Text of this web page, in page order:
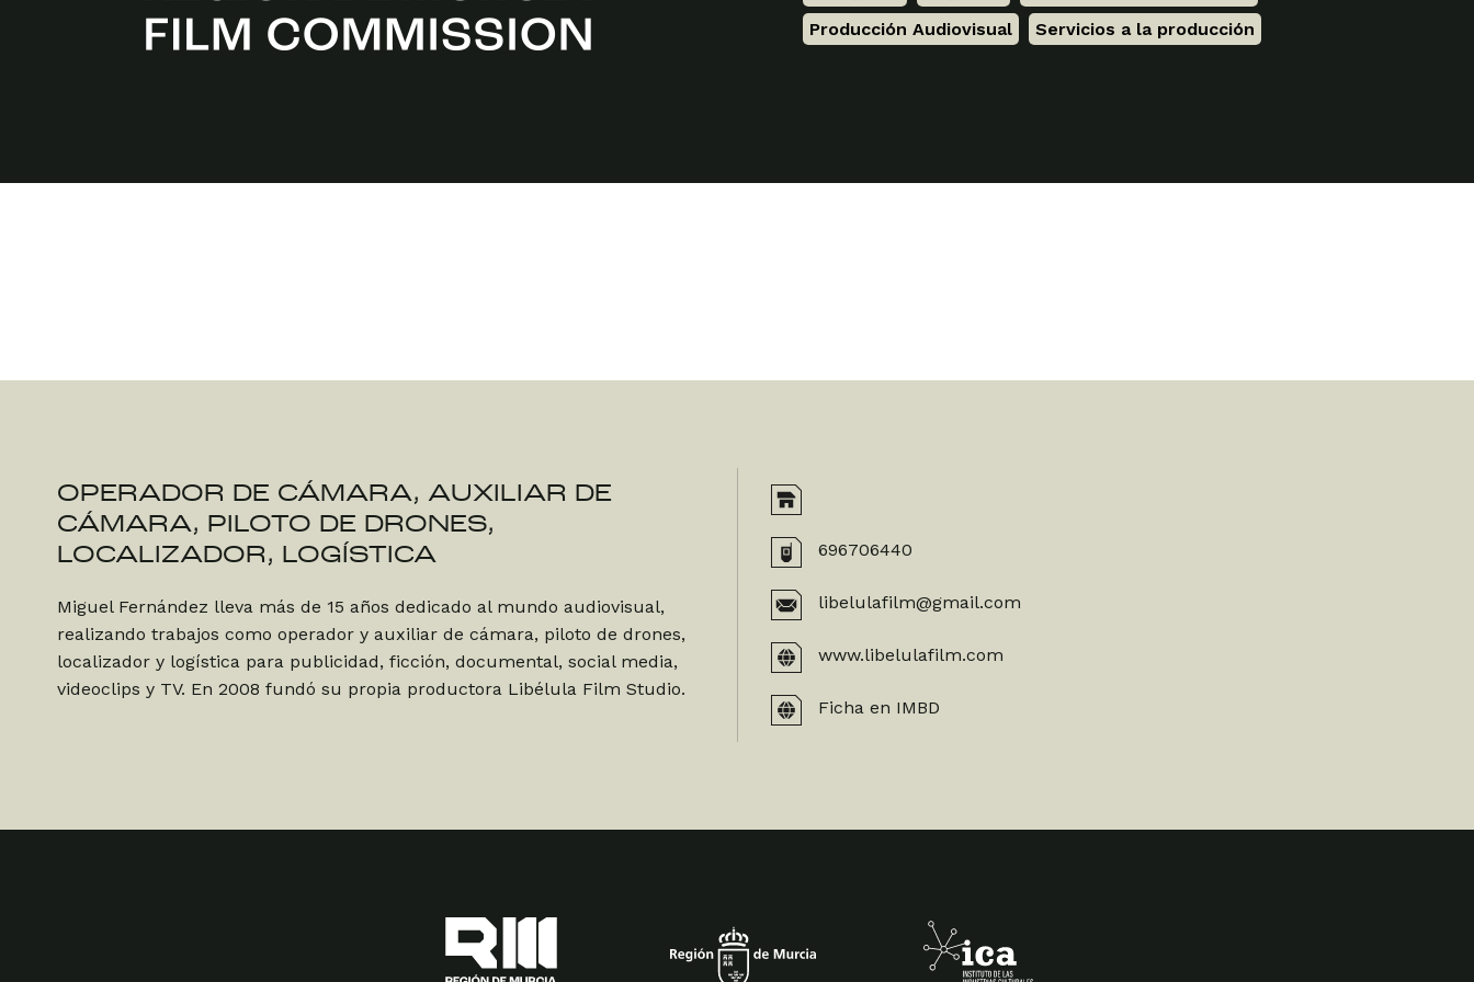
Producción Audiovisual
Servicios a la producción
OPERADOR DE CÁMARA, AUXILIAR DE
CÁMARA, PILOTO DE DRONES,
LOCALIZADOR, LOGÍSTICA
Miguel Fernández lleva más de 15 años dedicado al mundo audiovisual,
realizando trabajos como operador y auxiliar de cámara, piloto de drones,
localizador y logística para publicidad, ficción, documental, social media,
videoclips y TV. En 2008 fundó su propia productora Libélula Film Studio.
696706440
libelulafilm@gmail.com
www.libelulafilm.com
Ficha en IMBD